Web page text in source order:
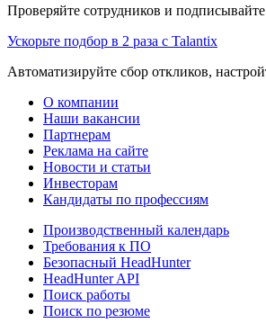
Проверяйте сотрудников и
Ускорьте подбор в 2 раза с Talantix
Автоматизируйте сбор откликов,
О компании
Наши вакансии
Партнерам
Реклама на сайте
Новости и статьи
Инвесторам
Кандидаты по профессиям
Производственный календарь
Требования к ПО
Безопасный HeadHunter
HeadHunter API
Поиск работы
Поиск по резюме